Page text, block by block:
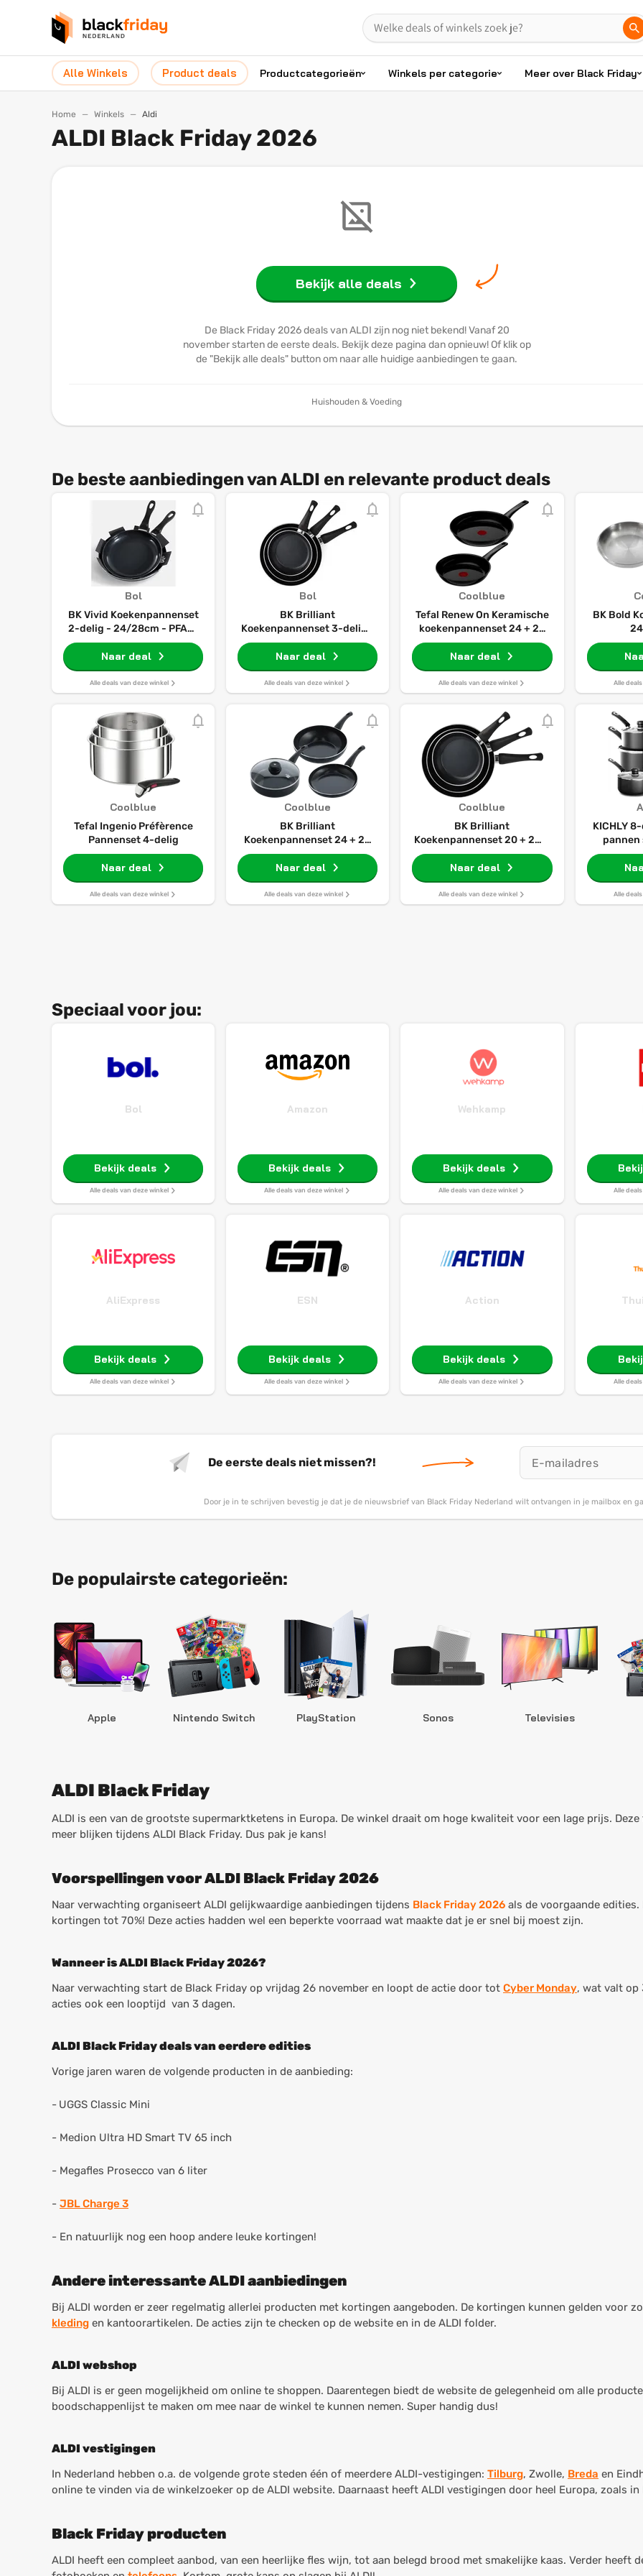
Alle Winkels Product deals Productcategorieën Winkels per categorie Meer over Black Friday
Home Winkels Aldi
ALDI Black Friday 2026
Bekijk alle deals
De Black Friday 2026 deals van ALDI zijn nog niet bekend! Vanaf 20
november starten de eerste deals. Bekijk deze pagina dan opnieuw! Of klik op
de "Bekijk alle deals" button om naar alle huidige aanbiedingen te gaan.
Huishouden & Voeding
De beste aanbiedingen van ALDI en relevante product deals
Bol
BK Vivid Koekenpannenset
2-delig - 24/28cm - PFAS-
vrije antikleeflaag –
Koekenpan inductie –
Keramische koekenpan -
Ovenbestendig tot 160°C –
Koudgrepen - Zwart
Naar deal
Alle deals van deze winkel
Bol
BK Brilliant
Koekenpannenset 3-delig -
20/24/28cm - PFAS-vrije
antikleeflaag - Pannenset
inductie - Keramische pan -
Ovenbestendig tot 160°C -
Koudgrepen - Zonder deksel
Naar deal
Alle deals van deze winkel
Coolblue
Tefal Renew On Keramische
koekenpannenset 24 + 28
cm Zwart
Naar deal
Alle deals van deze winkel
BK Bold
Alle
Coolblue
Tefal Ingenio Préfèrence
Pannenset 4-delig
Naar deal
Alle deals van deze winkel
Coolblue
BK Brilliant
Koekenpannenset 24 + 28
cm + Hapjespan
Naar deal
Alle deals van deze winkel
Coolblue
BK Brilliant
Koekenpannenset 20 + 24 +
28 cm
Naar deal
Alle deals van deze winkel
KICHLY
keuken
18cm,
met
Alle
Speciaal voor jou:
Bol
Bekijk deals
Alle deals van deze winkel
Amazon
Bekijk deals
Alle deals van deze winkel
Wehkamp
Bekijk deals
Alle deals van deze winkel Alle
AliExpress
Bekijk deals
Alle deals van deze winkel
ESN
Bekijk deals
Alle deals van deze winkel
Action
Bekijk deals
Alle deals van deze winkel Alle
De eerste deals niet missen?!
Door je in te schrijven bevestig je dat je de nieuwsbrief van Black Friday Nederland wilt ontvangen in je mailbox en
De populairste categorieën:
Apple Nintendo Switch PlayStation Sonos Televisies
ALDI Black Friday
ALDI is een van de grootste supermarktketens in Europa. De winkel draait om hoge kwaliteit voor een lage prijs.
meer blijken tijdens ALDI Black Friday. Dus pak je kans!
Voorspellingen voor ALDI Black Friday 2026
Naar verwachting organiseert ALDI gelijkwaardige aanbiedingen tijdens Black Friday 2026 als de voorgaande
kortingen tot 70%! Deze acties hadden wel een beperkte voorraad wat maakte dat je er snel bij moest zijn.
Wanneer is ALDI Black Friday 2026?
Naar verwachting start de Black Friday op vrijdag 26 november en loopt de actie door tot Cyber Monday, wat valt op
acties ook een looptijd van 3 dagen.
ALDI Black Friday deals van eerdere edities
Vorige jaren waren de volgende producten in de aanbieding:
- UGGS Classic Mini
- Medion Ultra HD Smart TV 65 inch
- Megafles Prosecco van 6 liter
- JBL Charge 3
- En natuurlijk nog een hoop andere leuke kortingen!
Andere interessante ALDI aanbiedingen
Bij ALDI worden er zeer regelmatig allerlei producten met kortingen aangeboden. De kortingen kunnen gelden voor
kleding en kantoorartikelen. De acties zijn te checken op de website en in de ALDI folder.
ALDI webshop
Bij ALDI is er geen mogelijkheid om online te shoppen. Daarentegen biedt de website de gelegenheid om alle
boodschappenlijst te maken om mee naar de winkel te kunnen nemen. Super handig dus!
ALDI vestigingen
In Nederland hebben o.a. de volgende grote steden één of meerdere ALDI-vestigingen: Tilburg, Zwolle, Breda en
online te vinden via de winkelzoeker op de ALDI website. Daarnaast heeft ALDI vestigingen door heel Europa, zoals
Black Friday producten
ALDI heeft een compleet aanbod, van een heerlijke fles wijn, tot aan belegd brood met smakelijke kaas. Verder heeft